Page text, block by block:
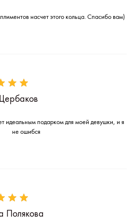
насчет этого кольца. Спасибо вам)
идеальным подарком для моей девушки, и я
не ошибся
Полякова